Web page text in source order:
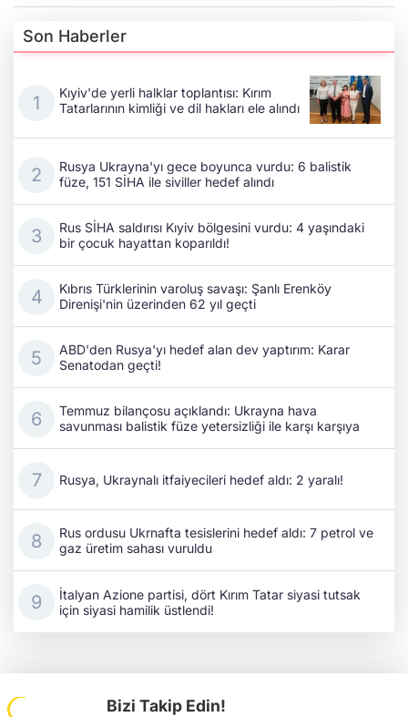
Son Haberler
Kıyiv'de yerli halklar toplantısı: Kırım
Tatarlarının kimliği ve dil hakları ele alındı
Rusya Ukrayna'yı gece boyunca vurdu: 6 balistik
füze, 151 SİHA ile siviller hedef alındı
Rus SİHA saldırısı Kıyiv bölgesini vurdu: 4 yaşındaki
bir çocuk hayattan koparıldı!
Kıbrıs Türklerinin varoluş savaşı: Şanlı Erenköy
Direnişi'nin üzerinden 62 yıl geçti
ABD'den Rusya'yı hedef alan dev yaptırım: Karar
Senatodan geçti!
Temmuz bilançosu açıklandı: Ukrayna hava
savunması balistik füze yetersizliği ile karşı karşıya
Rusya, Ukraynalı itfaiyecileri hedef aldı: 2 yaralı!
Rus ordusu Ukrnafta tesislerini hedef aldı: 7 petrol ve
gaz üretim sahası vuruldu
İtalyan Azione partisi, dört Kırım Tatar siyasi tutsak
için siyasi hamilik üstlendi!
Bizi Takip Edin!